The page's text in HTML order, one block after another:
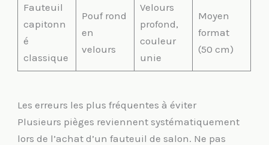
Fauteuil
capitonn
é
classique
Pouf rond
en
velours
Velours
profond,
couleur
unie
Moyen
format
(50 cm)
Les erreurs les plus fréquentes à éviter
Plusieurs pièges reviennent systématiquement
lors de l’achat d’un fauteuil de salon. Ne pas